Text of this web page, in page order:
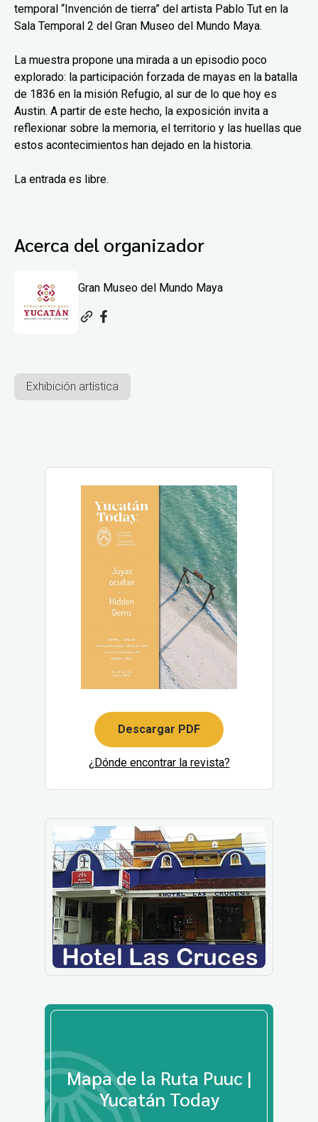
temporal “Invención de tierra” del artista Pablo Tut en la
Sala Temporal 2 del Gran Museo del Mundo Maya.
La muestra propone una mirada a un episodio poco
explorado: la participación forzada de mayas en la batalla
de 1836 en la misión Refugio, al sur de lo que hoy es
Austin. A partir de este hecho, la exposición invita a
reflexionar sobre la memoria, el territorio y las huellas que
estos acontecimientos han dejado en la historia.
La entrada es libre.
Acerca del organizador
Gran Museo del Mundo Maya
Exhibición artística
Descargar PDF
¿Dónde encontrar la revista?
Mapa de la Ruta Puuc |
Yucatán Today